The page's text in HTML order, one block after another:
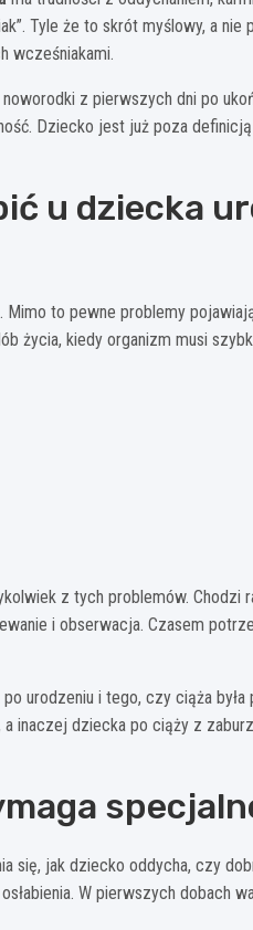
Tyle że to skrót myślowy, a nie
wcześniakami.
z pierwszych dni po
Dziecko jest już poza
u dziecka
to pewne problemy
życia, kiedy organizm musi
z tych problemów. Chodzi
i obserwacja. Czasem
urodzeniu i tego, czy ciąża była
inaczej dziecka po ciąży z
się, jak dziecko oddycha, czy
W pierwszych dobach